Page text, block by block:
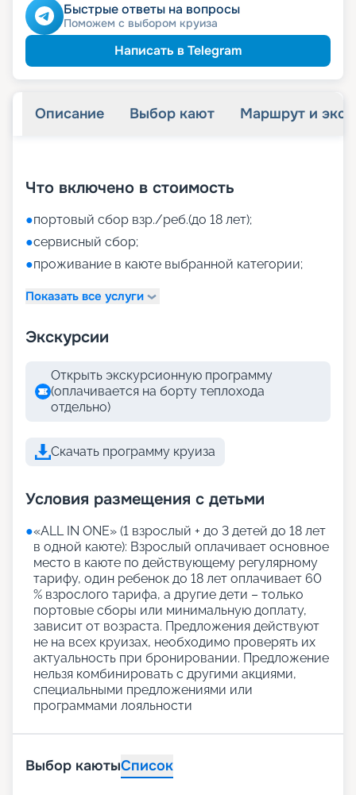
Быстрые ответы на вопросы
Поможем с выбором круиза
Написать в Telegram
Описание Выбор кают Маршрут и
Что включено в стоимость
●портовый сбор взр./реб.(до 18 лет);
●сервисный сбор;
●проживание в каюте выбранной категории;
Показать все услуги
Экскурсии
Открыть экскурсионную программу
(оплачивается на борту теплохода
отдельно)
Скачать программу круиза
Условия размещения с детьми
●«АLL IN ONE» (1 взрослый + до 3 детей до 18 лет
в одной каюте): Взрослый оплачивает основное
место в каюте по действующему регулярному
тарифу, один ребенок до 18 лет оплачивает 60
% взрослого тарифа, а другие дети – только
портовые сборы или минимальную доплату,
зависит от возраста. Предложения действуют
не на всех круизах, необходимо проверять их
актуальность при бронировании. Предложение
нельзя комбинировать с другими акциями,
специальными предложениями или
программами лояльности
Выбор каютыСписок